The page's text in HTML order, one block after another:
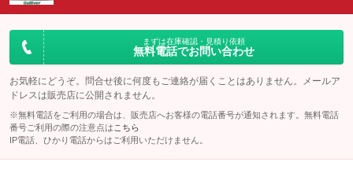
：装備なし
：装備なし
まずは在庫確認・見積り依頼
無料電話でお問い合わせ
お気軽にどうぞ。問合せ後に何度もご連絡が届くことはありません。メールア
ドレスは販売店に公開されません。
※無料電話をご利用の場合は、販売店へお客様の電話番号が通知されます。無料電話
番号ご利用の際の注意点は こちら
IP電話、ひかり電話からはご利用いただけません。